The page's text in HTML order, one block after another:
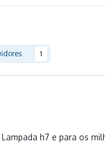
1
h7 e para os